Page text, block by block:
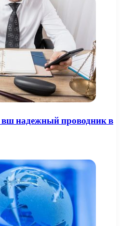
надежный проводник в